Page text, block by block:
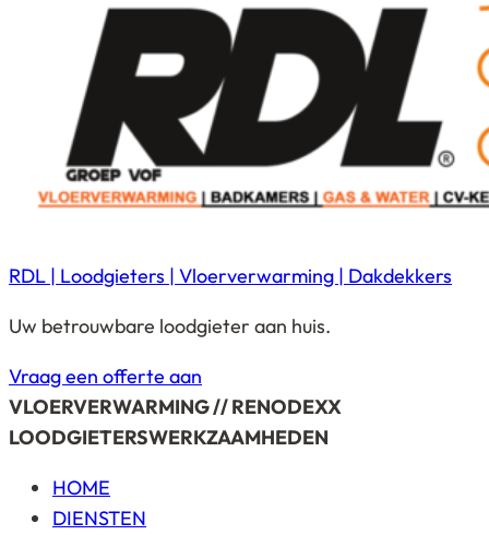
RDL | Loodgieters | Vloerverwarming | Dakdekkers
Uw betrouwbare loodgieter aan huis.
Vraag een offerte aan
VLOERVERWARMING // RENODEXX
LOODGIETERSWERKZAAMHEDEN
HOME
DIENSTEN